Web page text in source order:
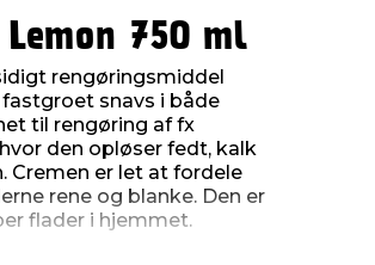
Lemon 750 ml
rengøringsmiddel
snavs i både
til rengøring af fx
den opløser fedt, kalk
Cremen er let at fordele
rene og blanke. Den er
flader i hjemmet.